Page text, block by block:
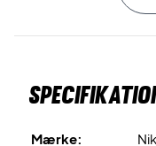
indlægssål med skum
Mærke: